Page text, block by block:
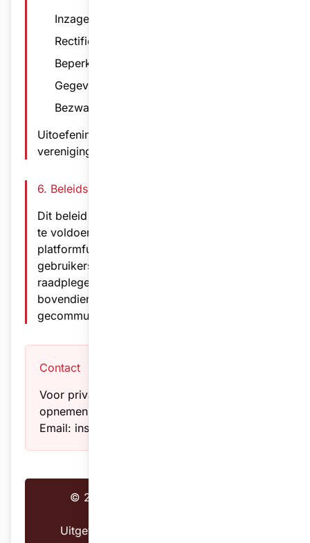
Inzage en kopie van gegevens
Rectificatie en verwijdering
Beperking van verwerking
Gegevensoverdraagbaarheid
Bezwaar tegen verwerking
Uitoefening van rechten gebeurt via de
vereniging.
6. Beleidswijzigingen
Dit beleid kan periodiek worden aangepast om
te voldoen aan wijzigingen in wetgeving of
platformfunctionaliteit. We adviseren
gebruikers deze pagina regelmatig te
raadplegen. Belangrijke wijzigingen zullen
bovendien via het platform worden
gecommuniceerd.
Contact
Voor privacyvragen kunt u contact
opnemen met: KBBB Antwerpen
Email: inschrijvingen@kbbbantwerpen.be
© 2025 Triomphix - Alle rechten
Uitgevoerd in overeenstemming met